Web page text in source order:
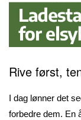
Rive først,
I dag lønner det
forbedre dem. En